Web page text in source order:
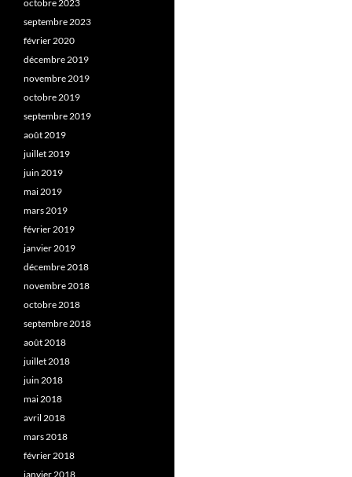
octobre 2023
septembre 2023
février 2020
décembre 2019
novembre 2019
octobre 2019
septembre 2019
août 2019
juillet 2019
juin 2019
mai 2019
mars 2019
février 2019
janvier 2019
décembre 2018
novembre 2018
octobre 2018
septembre 2018
août 2018
juillet 2018
juin 2018
mai 2018
avril 2018
mars 2018
février 2018
janvier 2018